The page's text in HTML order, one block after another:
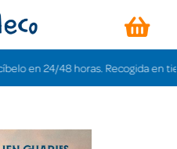
24/48 horas. Recogida en